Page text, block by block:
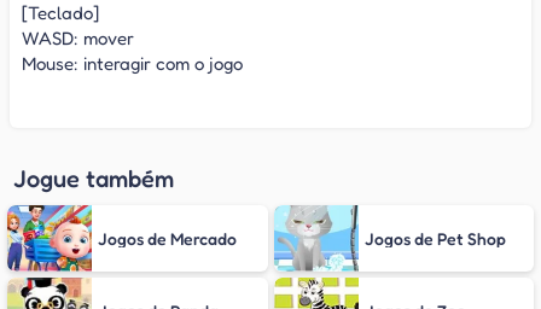
[Teclado]
WASD: mover
Mouse: interagir com o jogo
Jogue também
Jogos de Mercado Jogos de Pet Shop